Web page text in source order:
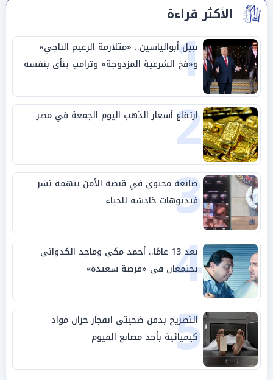
الأكثر قراءة
1
نبيل أبوالياسين.. «متلازمة الزعيم الناجي»
و«فخ الشرعية المزدوجة» وترامب ينأى بنفسه
وحليفه في «ميتم استراتيجي»
2
ارتفاع أسعار الذهب اليوم الجمعة في مصر
3
صانعة محتوى في قبضة الأمن بتهمة نشر
فيديوهات خادشة للحياء
4 بعد 13 عامًا.. أحمد مكي وماجد الكدواني
يجتمعان في «فرصة سعيدة»
5
التصريح بدفن ضحيتي انفجار خزان مواد
كيميائية بأحد مصانع الفيوم